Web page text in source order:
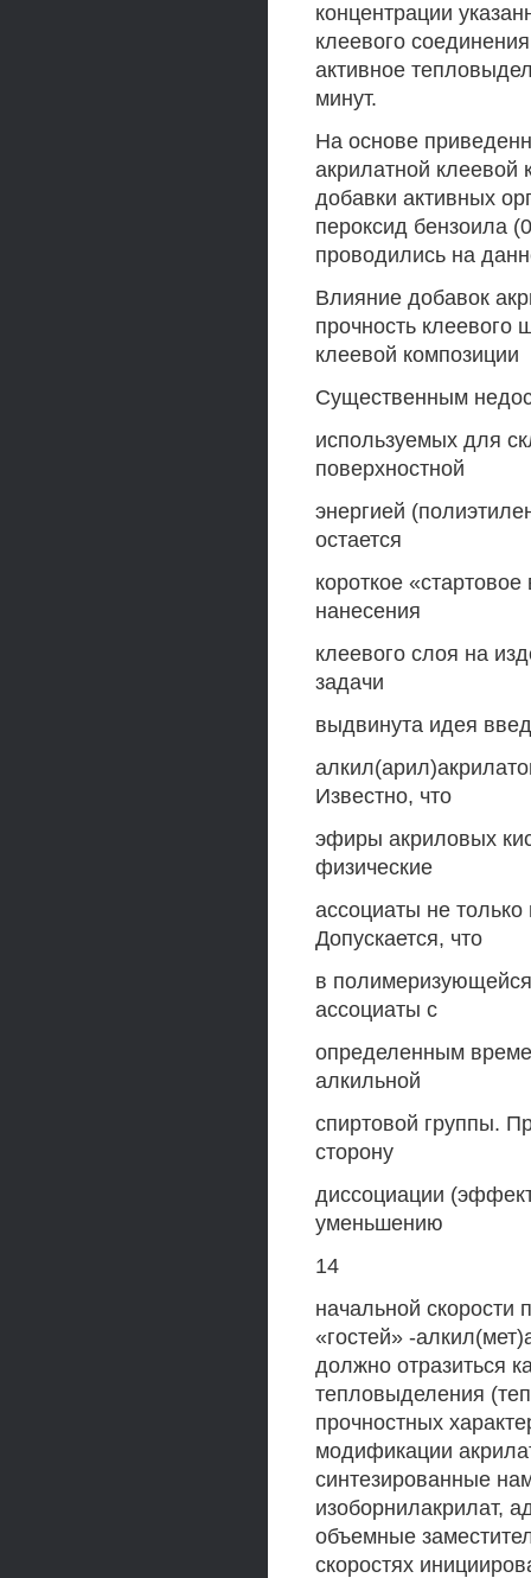
концентрации
клеевого
активное
минут.
На основе
акрилатной
добавки активных
пероксид бензоила
проводились на
Влияние добавок
прочность клеевого
клеевой композиции
Существенным
используемых для
поверхностной
энергией
остается
короткое
нанесения
клеевого слоя на
задачи
выдвинута идея
Известно, что
эфиры акриловых
физические
ассоциаты не
Допускается, что
в
ассоциаты с
определенным
алкильной
спиртовой группы.
сторону
диссоциации
уменьшению
14
начальной
«гостей» -
должно отразиться
тепловыделения
прочностных
модификации
синтезированные
изоборнилакрилат,
объемные
скоростях